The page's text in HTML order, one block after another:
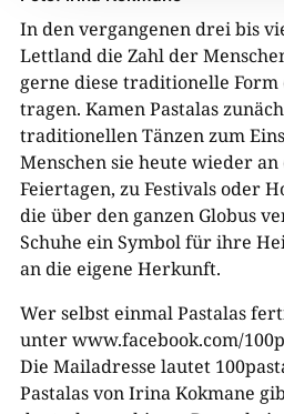
In den vergangenen drei bis
Lettland die Zahl der
gerne diese traditionelle
tragen. Kamen Pastalas
traditionellen Tänzen zum
Menschen sie heute wieder
Feiertagen, zu Festivals oder
die über den ganzen Globus
Schuhe ein Symbol für ihre
an die eigene Herkunft.
Wer selbst einmal Pastalas
unter www.facebook.com/
Die Mailadresse lautet
Pastalas von Irina Kokmane